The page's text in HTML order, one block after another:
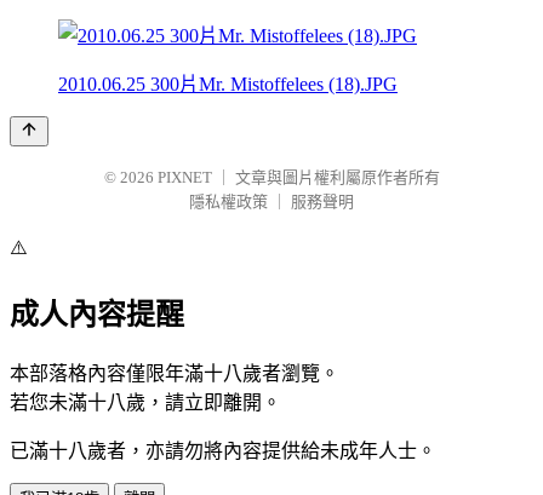
2010.06.25 300片Mr. Mistoffelees (18).JPG
© 2026 PIXNET
文章與圖片權利屬原作者所有
隱私權政策
服務聲明
⚠️
成人內容提醒
本部落格內容僅限年滿十八歲者瀏覽。
若您未滿十八歲，請立即離開。
已滿十八歲者，亦請勿將內容提供給未成年人士。